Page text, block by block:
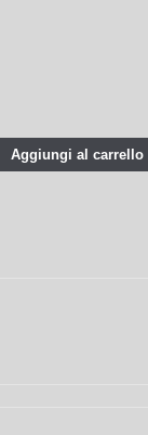
Aggiungi al carrello